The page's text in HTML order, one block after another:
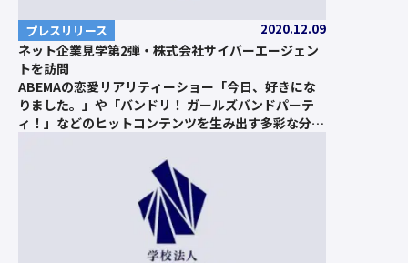
プレスリリース 2020.12.09
ネット企業見学第2弾・株式会社サイバーエージェン
トを訪問
ABEMAの恋愛リアリティーショー「今日、好きにな
りました。」や「バンドリ！ ガールズバンドパーテ
ィ！」などのヒットコンテンツを生み出す多彩な分野